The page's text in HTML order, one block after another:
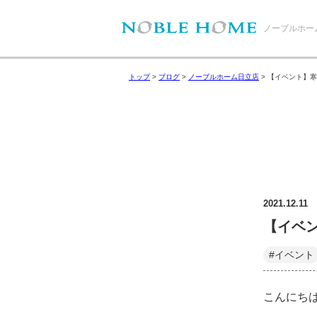
ノーブルホ
トップ> ブログ > ノーブルホーム日立店 > 【イベント】
2021.12.11
【イベ
#イベント
こんにち